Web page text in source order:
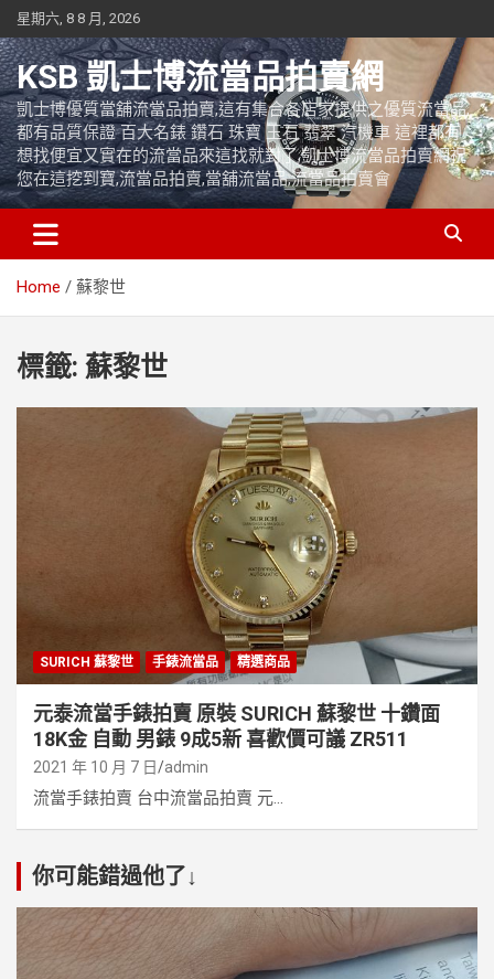
Skip
to
content
星期六, 8 8 月, 2026
KSB 凱士博流當品拍賣網
凱士博優質當舖流當品拍賣,這有集合各店家提供之優質流當品,
都有品質保證 百大名錶 鑽石 珠寶 玉石 翡翠 汽機車 這裡都有
想找便宜又實在的流當品來這找就對了,凱士博流當品拍賣網祝
您在這挖到寶,流當品拍賣,當舖流當品,流當品拍賣會
Home 蘇黎世
標籤: 蘇黎世
SURICH 蘇黎世 手錶流當品 精選商品
元泰流當手錶拍賣 原裝 SURICH 蘇黎世 十鑽面
18K金 自動 男錶 9成5新 喜歡價可議 ZR511
2021 年 10 月 7 日 admin
流當手錶拍賣 台中流當品拍賣 元...
你可能錯過他了↓